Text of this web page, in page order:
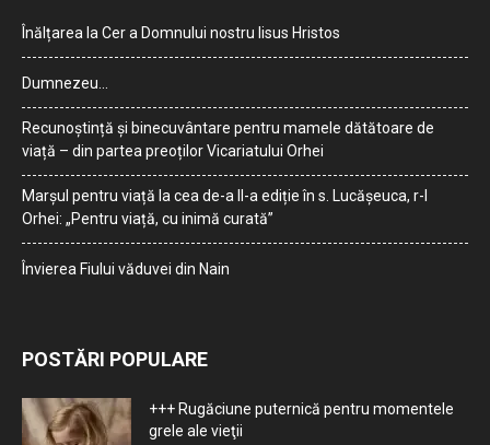
Înălțarea la Cer a Domnului nostru Iisus Hristos
Dumnezeu…
Recunoștință și binecuvântare pentru mamele dătătoare de
viață – din partea preoților Vicariatului Orhei
Marșul pentru viață la cea de-a II-a ediție în s. Lucășeuca, r-l
Orhei: „Pentru viață, cu inimă curată”
Învierea Fiului văduvei din Nain
POSTĂRI POPULARE
+++ Rugăciune puternică pentru momentele
grele ale vieţii